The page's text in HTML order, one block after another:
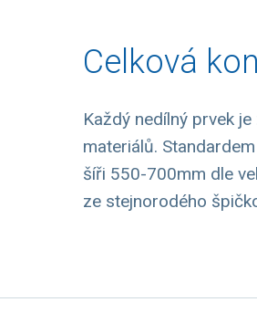
Celková
Každý nedílný prvek
materiálů.
šíři 550-700mm dle
ze stejnorodého